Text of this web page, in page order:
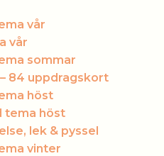
vår
vår
sommar
84 uppdragskort
höst
tema höst
lek & pyssel
vinter